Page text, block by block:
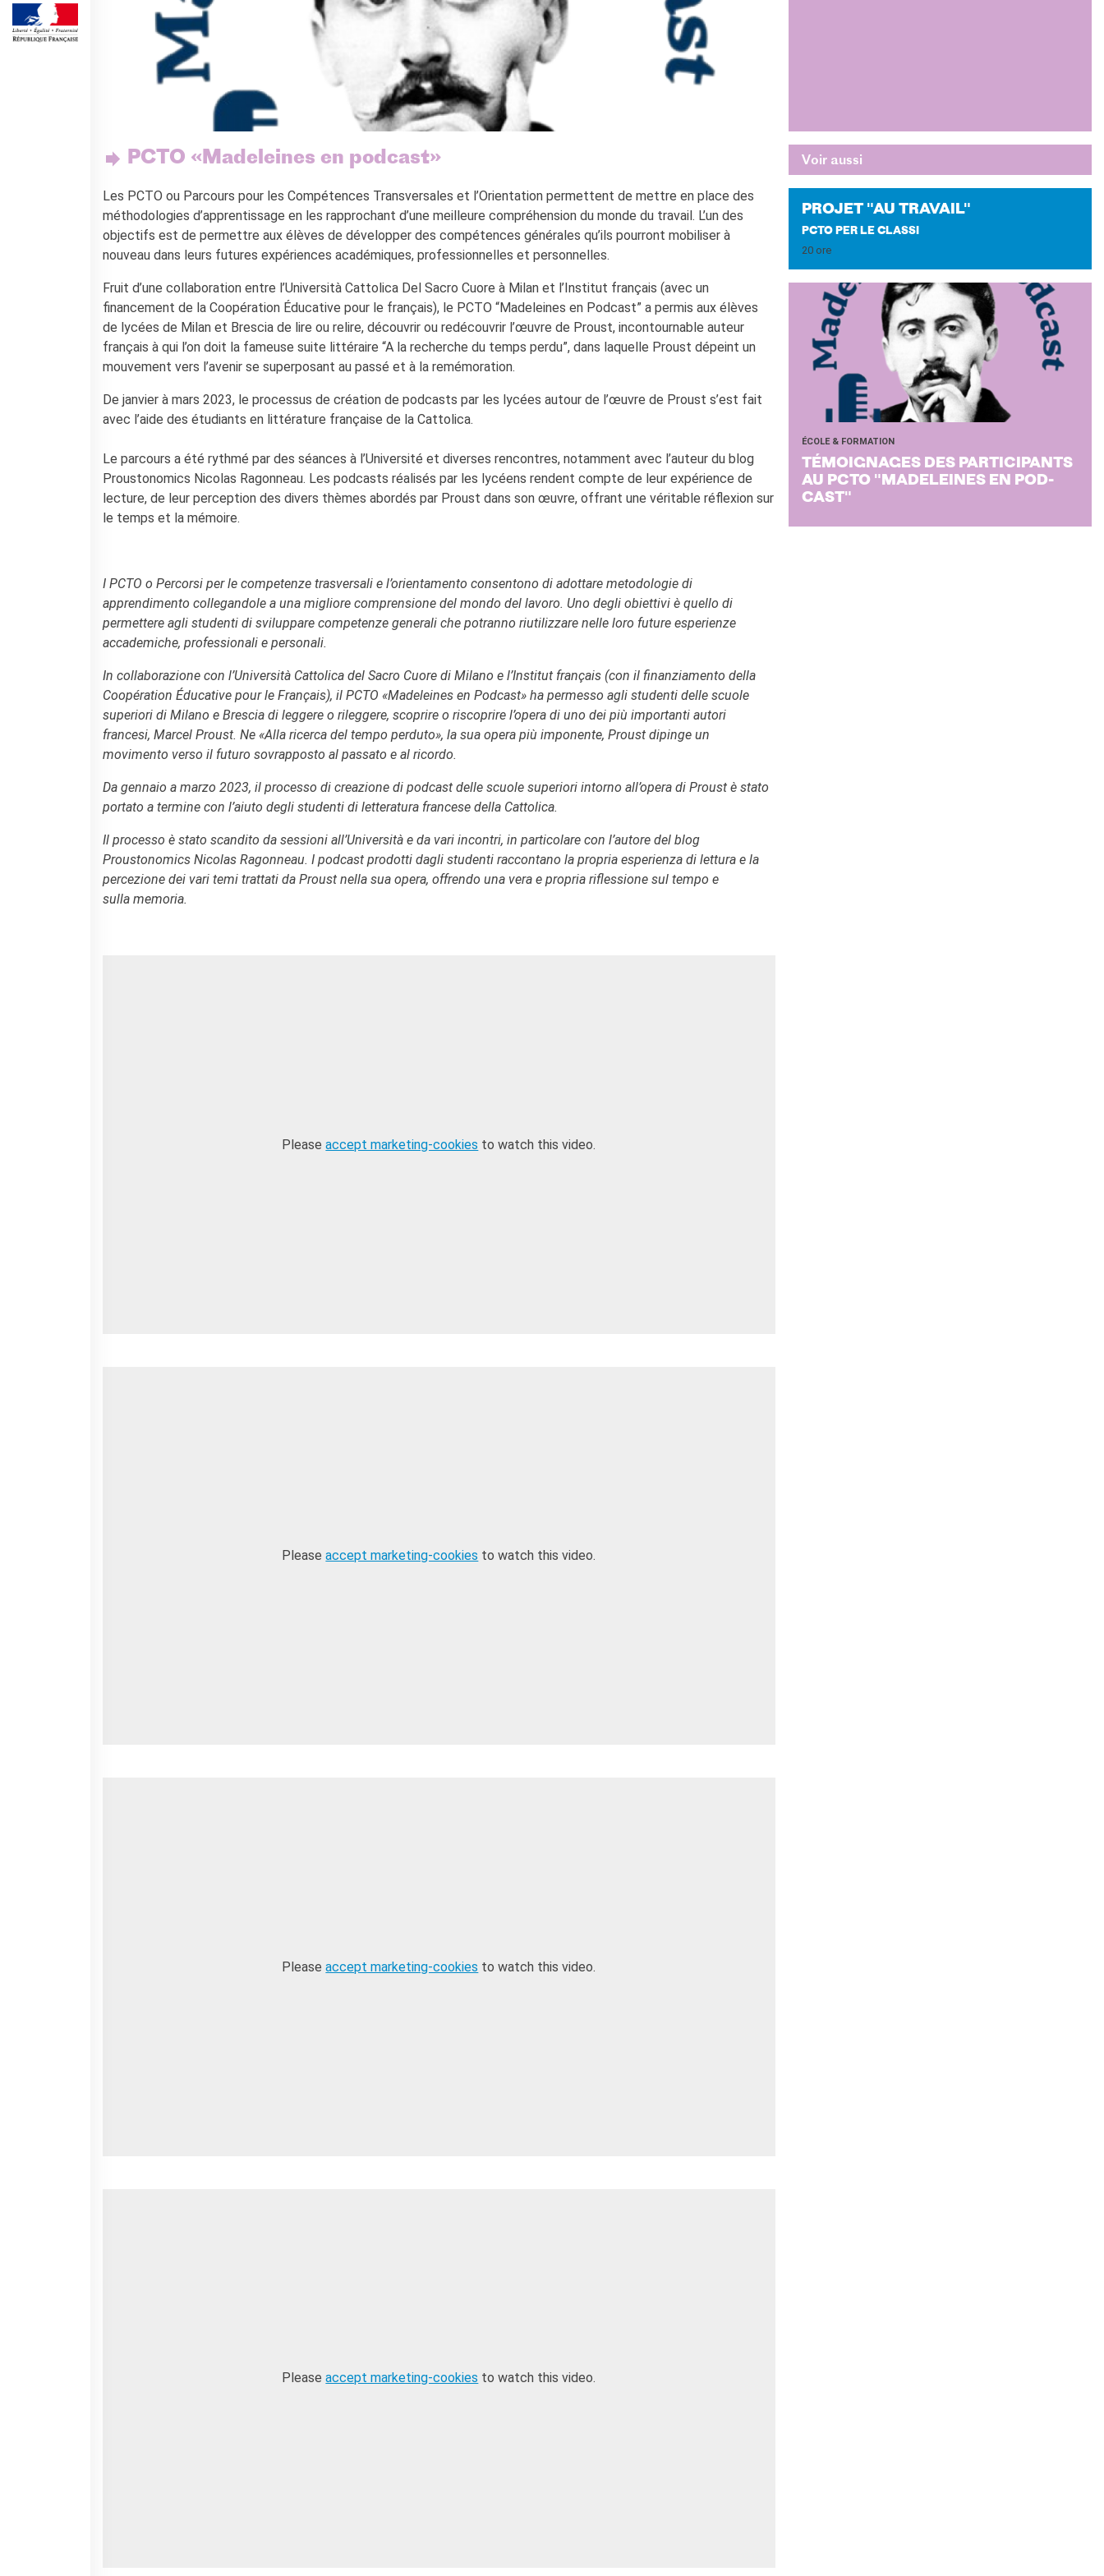
Cours pour les écoles
Cours entreprises
Informazioni utili: Calendario
Cours de théâtre
DIPLÔMES ET TESTS
Diplômes DELF DALF
Test de Connaissance du
Français TCF
SERVICES DE
TRADUCTION
MÉDIATHÈQUE
Accès au catalogue
Culturethèque
CINEMA
ÉCOLE & UNIVERSITÉ
Coopération éducative
Coopération universitaire
Séjours linguistiques en
France
PARTENARIATS
Louer nos espaces
Le cercle des amis
Où sommes nous ?
Notre équipe
Notre charte qualité
La Carte Institut français
Offres d'emplois/stages
Autres institutions
françaises
RECHERCHER
PCTO «Madeleines en podcast»
Les PCTO ou Parcours pour les Compétences Transversales et l’Orientation permettent de mettre en place des
méthodologies d’apprentissage en les rapprochant d’une meilleure compréhension du monde du travail. L’un des
objectifs est de permettre aux élèves de développer des compétences générales qu’ils pourront mobiliser à
nouveau dans leurs futures expériences académiques, professionnelles et personnelles.
Fruit d’une collaboration entre l’Università Cattolica Del Sacro Cuore à Milan et l’Institut français (avec un
financement de la Coopération Éducative pour le français), le PCTO “Madeleines en Podcast” a permis aux élèves
de lycées de Milan et Brescia de lire ou relire, découvrir ou redécouvrir l’œuvre de Proust, incontournable auteur
français à qui l’on doit la fameuse suite littéraire “A la recherche du temps perdu”, dans laquelle Proust dépeint un
mouvement vers l’avenir se superposant au passé et à la remémoration.
De janvier à mars 2023, le processus de création de podcasts par les lycées autour de l’œuvre de Proust s’est fait
avec l’aide des étudiants en littérature française de la Cattolica.
Le parcours a été rythmé par des séances à l’Université et diverses rencontres, notamment avec l’auteur du blog
Proustonomics Nicolas Ragonneau. Les podcasts réalisés par les lycéens rendent compte de leur expérience de
lecture, de leur perception des divers thèmes abordés par Proust dans son œuvre, offrant une véritable réflexion sur
le temps et la mémoire.
I PCTO o Percorsi per le competenze trasversali e l’orientamento consentono di adottare metodologie di
apprendimento collegandole a una migliore comprensione del mondo del lavoro. Uno degli obiettivi è quello di
permettere agli studenti di sviluppare competenze generali che potranno riutilizzare nelle loro future esperienze
accademiche, professionali e personali.
In collaborazione con l’Università Cattolica del Sacro Cuore di Milano e l’Institut français (con il finanziamento della
Coopération Éducative pour le Français), il PCTO «Madeleines en Podcast» ha permesso agli studenti delle scuole
superiori di Milano e Brescia di leggere o rileggere, scoprire o riscoprire l’opera di uno dei più importanti autori
francesi, Marcel Proust. Ne «Alla ricerca del tempo perduto», la sua opera più imponente, Proust dipinge un
movimento verso il futuro sovrapposto al passato e al ricordo.
Da gennaio a marzo 2023, il processo di creazione di podcast delle scuole superiori intorno all’opera di Proust è stato
portato a termine con l’aiuto degli studenti di letteratura francese della Cattolica.
Il processo è stato scandito da sessioni all’Università e da vari incontri, in particolare con l’autore del blog
Proustonomics Nicolas Ragonneau. I podcast prodotti dagli studenti raccontano la propria esperienza di lettura e la
percezione dei vari temi trattati da Proust nella sua opera, offrendo una vera e propria riflessione sul tempo e
sulla memoria.
Pleaseaccept marketing-cookies to watch this video.
Pleaseaccept marketing-cookies to watch this video.
Pleaseaccept marketing-cookies to watch this video.
Pleaseaccept marketing-cookies to watch this video.
Voir aussi
PRO­JET "AU TRA­VAIL"
PCTO PER LE CLASSI
20 ore
ÉCOLE & FORMATION
TÉ­MOI­GNAGES DES PAR­TI­CI­PANTS
AU PCTO "MA­DE­LEINES EN POD­
CAST"